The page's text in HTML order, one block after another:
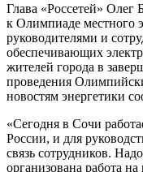
Глава «Россетей» Олег
к Олимпиаде местного
руководителями и
обеспечивающих
жителей города в
проведения
новостям энергетики
«Сегодня в Сочи
России, и для
связь сотрудников.
организована работа